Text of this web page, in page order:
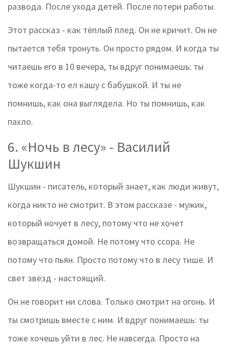
развода. После ухода детей. После потери работы.
Этот рассказ - как тёплый плед. Он не кричит. Он не
пытается тебя тронуть. Он просто рядом. И когда ты
читаешь его в 10 вечера, ты вдруг понимаешь: ты
тоже когда-то ел кашу с бабушкой. И ты не
помнишь, как она выглядела. Но ты помнишь, как
пахло.
6. «Ночь в лесу» - Василий
Шукшин
Шукшин - писатель, который знает, как люди живут,
когда никто не смотрит. В этом рассказе - мужик,
который ночует в лесу, потому что не хочет
возвращаться домой. Не потому что ссора. Не
потому что пьян. Просто потому что в лесу тише. И
свет звёзд - настоящий.
Он не говорит ни слова. Только смотрит на огонь. И
ты смотришь вместе с ним. И вдруг понимаешь: ты
тоже хочешь уйти в лес. Не навсегда. Просто на